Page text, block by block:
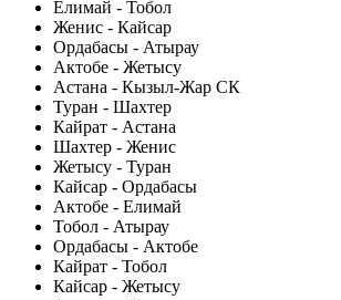
Елимай - Тобол
Женис - Кайсар
Ордабасы - Атырау
Актобе - Жетысу
Астана - Кызыл-Жар СК
Туран - Шахтер
Кайрат - Астана
Шахтер - Женис
Жетысу - Туран
Кайсар - Ордабасы
Актобе - Елимай
Тобол - Атырау
Ордабасы - Актобе
Кайрат - Тобол
Кайсар - Жетысу